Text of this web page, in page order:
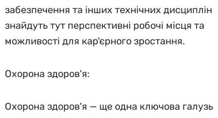
забезпечення та інших технічних дисциплін
знайдуть тут перспективні робочі місця та
можливості для кар'єрного зростання.
Охорона здоров'я:
Охорона здоров'я — ще одна ключова галузь